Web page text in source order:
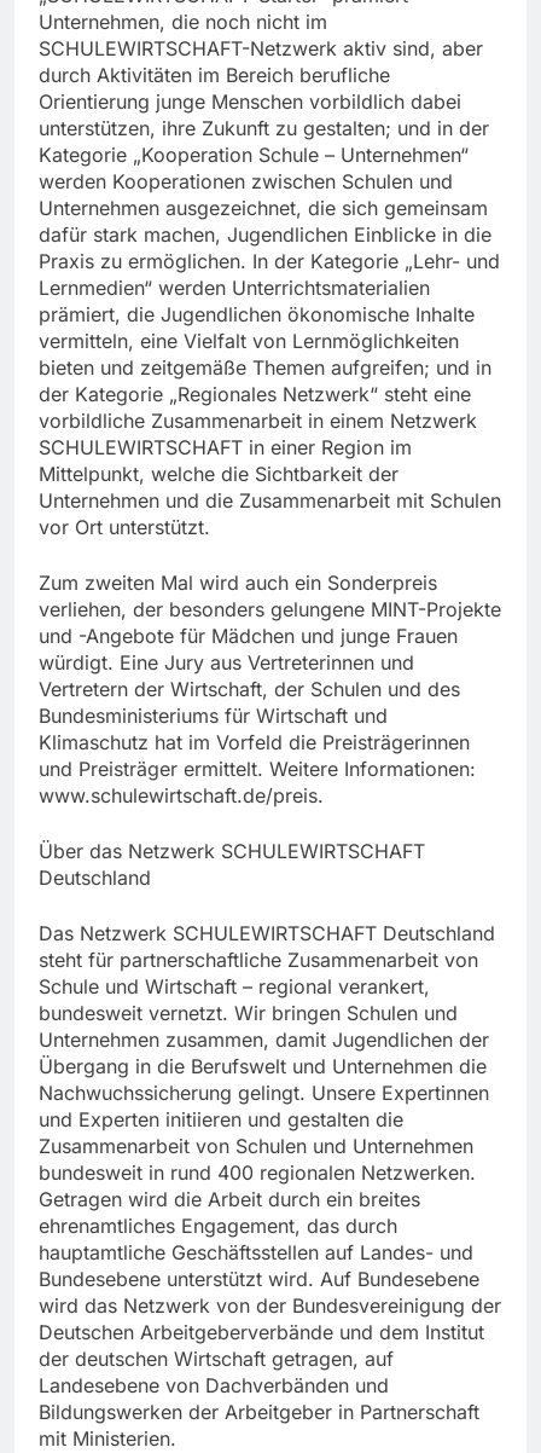
Unternehmen, die noch nicht im
SCHULEWIRTSCHAFT-Netzwerk aktiv sind, aber
durch Aktivitäten im Bereich berufliche
Orientierung junge Menschen vorbildlich dabei
unterstützen, ihre Zukunft zu gestalten; und in der
Kategorie „Kooperation Schule – Unternehmen“
werden Kooperationen zwischen Schulen und
Unternehmen ausgezeichnet, die sich gemeinsam
dafür stark machen, Jugendlichen Einblicke in die
Praxis zu ermöglichen. In der Kategorie „Lehr- und
Lernmedien“ werden Unterrichtsmaterialien
prämiert, die Jugendlichen ökonomische Inhalte
vermitteln, eine Vielfalt von Lernmöglichkeiten
bieten und zeitgemäße Themen aufgreifen; und in
der Kategorie „Regionales Netzwerk“ steht eine
vorbildliche Zusammenarbeit in einem Netzwerk
SCHULEWIRTSCHAFT in einer Region im
Mittelpunkt, welche die Sichtbarkeit der
Unternehmen und die Zusammenarbeit mit Schulen
vor Ort unterstützt.
Zum zweiten Mal wird auch ein Sonderpreis
verliehen, der besonders gelungene MINT-Projekte
und -Angebote für Mädchen und junge Frauen
würdigt. Eine Jury aus Vertreterinnen und
Vertretern der Wirtschaft, der Schulen und des
Bundesministeriums für Wirtschaft und
Klimaschutz hat im Vorfeld die Preisträgerinnen
und Preisträger ermittelt. Weitere Informationen:
www.schulewirtschaft.de/preis.
Über das Netzwerk SCHULEWIRTSCHAFT
Deutschland
Das Netzwerk SCHULEWIRTSCHAFT Deutschland
steht für partnerschaftliche Zusammenarbeit von
Schule und Wirtschaft – regional verankert,
bundesweit vernetzt. Wir bringen Schulen und
Unternehmen zusammen, damit Jugendlichen der
Übergang in die Berufswelt und Unternehmen die
Nachwuchssicherung gelingt. Unsere Expertinnen
und Experten initiieren und gestalten die
Zusammenarbeit von Schulen und Unternehmen
bundesweit in rund 400 regionalen Netzwerken.
Getragen wird die Arbeit durch ein breites
ehrenamtliches Engagement, das durch
hauptamtliche Geschäftsstellen auf Landes- und
Bundesebene unterstützt wird. Auf Bundesebene
wird das Netzwerk von der Bundesvereinigung der
Deutschen Arbeitgeberverbände und dem Institut
der deutschen Wirtschaft getragen, auf
Landesebene von Dachverbänden und
Bildungswerken der Arbeitgeber in Partnerschaft
mit Ministerien.